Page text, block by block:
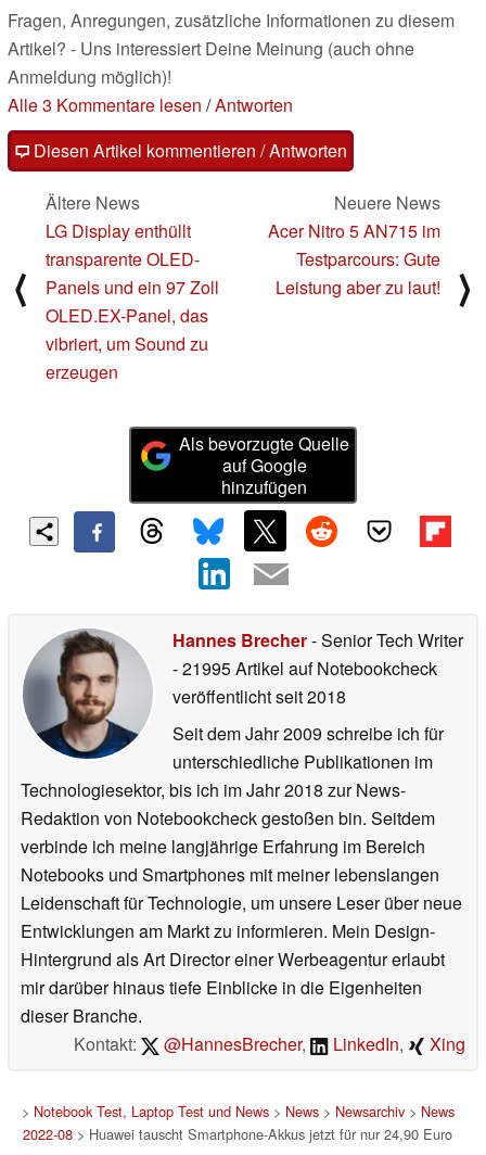
Fragen, Anregungen, zusätzliche Informationen zu diesem
Artikel? - Uns interessiert Deine Meinung (auch ohne
Anmeldung möglich)!
Alle 3 Kommentare lesen /Antworten
Diesen Artikel kommentieren / Antworten
⟨
Ältere News
LG Display enthüllt
transparente OLED-
Panels und ein 97 Zoll
OLED.EX-Panel, das
vibriert, um Sound zu
erzeugen
Neuere News
Acer Nitro 5 AN715 im
Testparcours: Gute
Leistung aber zu laut!
⟩
Als bevorzugte Quelle
auf Google
hinzufügen
Hannes Brecher- Senior Tech Writer
- 21995 Artikel auf Notebookcheck
veröffentlichtseit 2018
Seit dem Jahr 2009 schreibe ich für
unterschiedliche Publikationen im
Technologiesektor, bis ich im Jahr 2018 zur News-
Redaktion von Notebookcheck gestoßen bin. Seitdem
verbinde ich meine langjährige Erfahrung im Bereich
Notebooks und Smartphones mit meiner lebenslangen
Leidenschaft für Technologie, um unsere Leser über neue
Entwicklungen am Markt zu informieren. Mein Design-
Hintergrund als Art Director einer Werbeagentur erlaubt
mir darüber hinaus tiefe Einblicke in die Eigenheiten
dieser Branche.
Kontakt:
@HannesBrecher, LinkedIn, Xing
> Notebook Test, Laptop Test und News> News> Newsarchiv> News
2022-08 > Huawei tauscht Smartphone-Akkus jetzt für nur 24,90 Euro